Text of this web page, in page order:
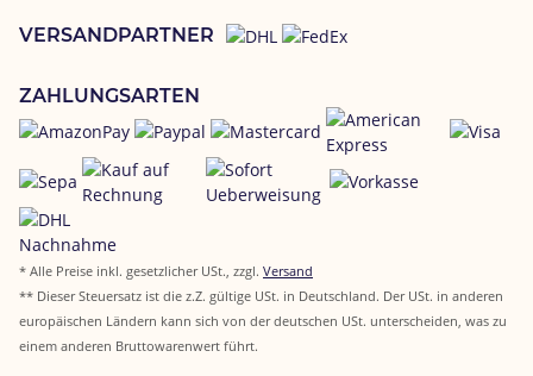
VERSANDPARTNER
ZAHLUNGSARTEN
* Alle Preise inkl. gesetzlicher USt., zzgl. Versand
** Dieser Steuersatz ist die z.Z. gültige USt. in Deutschland. Der USt. in anderen
europäischen Ländern kann sich von der deutschen USt. unterscheiden, was zu
einem anderen Bruttowarenwert führt.